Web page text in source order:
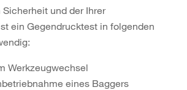
und der Ihrer
ein Gegendrucktest in folgenden
Werkzeugwechsel
eines Baggers